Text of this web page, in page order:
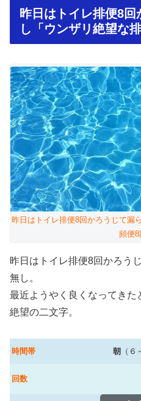
昨日はトイレ排便8
し「ウンザリ絶望な
昨日はトイレ排便8回かろうじて漏
頻便8
昨日はトイレ排便8回かろう
無し。
最近ようやく良くなってきた
絶望の二文字。
時間帯 朝 （６
回数